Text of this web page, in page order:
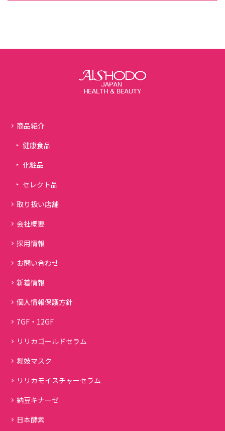
商品紹介
健康食品
化粧品
セレクト品
取り扱い店舗
会社概要
採用情報
お問い合わせ
新着情報
個人情報保護方針
7GF・12GF
リリカゴールドセラム
舞妓マスク
リリカモイスチャーセラム
納豆キナーゼ
日本酵素